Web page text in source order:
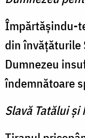
Împărtăşindu-
din învăţăturile
Dumnezeu
îndemnătoare
Slavă Tatălui